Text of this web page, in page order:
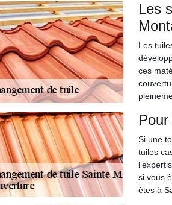
Les
Les
ces
Si une
tuiles
si vous
êtes à